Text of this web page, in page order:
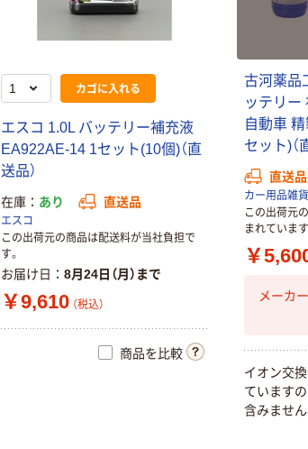
カゴに入れる
エスコ 1.0L バッテリー補充液
EA922AE-14 1セット(10個)（直
送品）
在庫 あり 直送品
エスコ
この出荷元の商品は配送料が当社負担で
す。
お届け日 8月24日（月）まで
￥9,610 （税込）
商品を比較
古河薬品
ッテリー
自動車
セット)（
直送品
カー用品雑
この出荷元
まれています
￥
メーカ
イオン交
ています
含みません